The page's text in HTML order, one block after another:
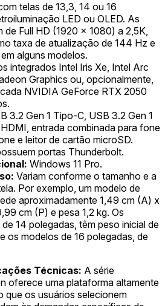
telas de 13,3, 14 ou 16
LED ou OLED. As
de Full HD (1920 x 1080) a 2,5K,
taxa de atualização de 144 Hz e
alguns modelos.
integrados Intel Iris Xe, Intel Arc
Graphics ou, opcionalmente,
NVIDIA GeForce RTX 2050
3.2 Gen 1 Tipo-C, USB 3.2 Gen 1
entrada combinada para fone
e leitor de cartão microSD.
portas Thunderbolt.
Windows 11 Pro.
Variam conforme o tamanho e a
Por exemplo, um modelo de
aproximadamente 1,49 cm (A) x
cm (P) e pesa 1,2 kg. Os
14 polegadas, têm peso inicial de
os modelos de 16 polegadas, de
Técnicas: A série
oferece uma plataforma altamente
que os usuários selecionem